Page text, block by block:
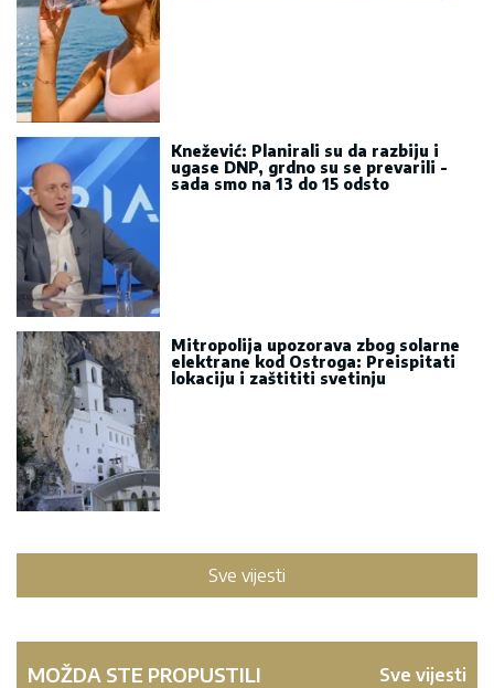
Knežević: Planirali su da razbiju i
ugase DNP, grdno su se prevarili -
sada smo na 13 do 15 odsto
Mitropolija upozorava zbog solarne
elektrane kod Ostroga: Preispitati
lokaciju i zaštititi svetinju
Sve vijesti
MOŽDA STE PROPUSTILI Sve vijesti